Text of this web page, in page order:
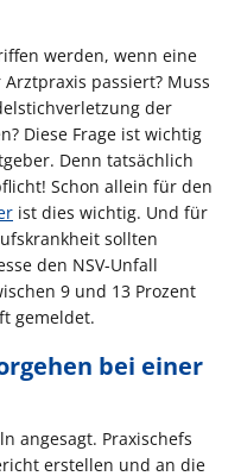
werden, wenn eine
passiert? Muss
der
Diese Frage ist wichtig
Denn tatsächlich
Schon allein für den
ist dies wichtig. Und für
sollten
den NSV-Unfall
9 und 13 Prozent
gemeldet.
bei einer
angesagt. Praxischefs
erstellen und an die